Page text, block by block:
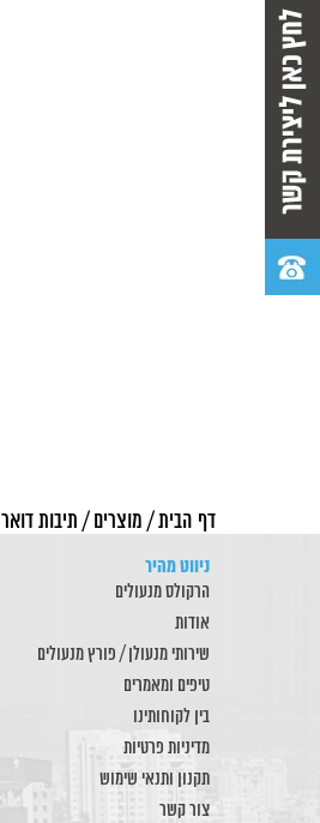
דף הבית/ מוצרים / תיבות דואר
ניווט מהיר
הרקולס מנעולים
אודות
שירותי מנעולן / פורץ מנעולים
טיפים ומאמרים
בין לקוחותינו
מדיניות פרטיות
תקנון ותנאי שימוש
צור קשר